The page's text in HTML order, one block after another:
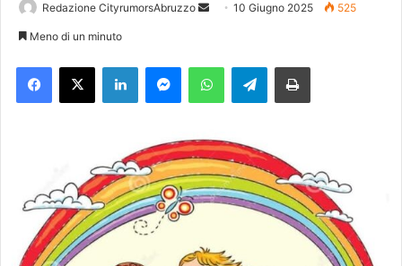
Redazione CityrumorsAbruzzo
a
n
'
e
m
10 Giugno 2025 525
Meno di un minuto
Telegram